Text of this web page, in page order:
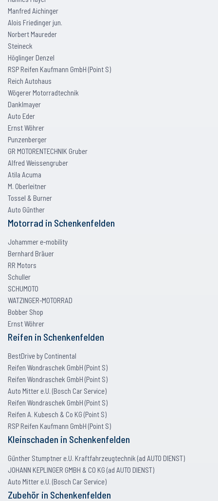
Manfred Aichinger
Alois Friedinger jun.
Norbert Maureder
Steineck
Höglinger Denzel
RSP Reifen Kaufmann GmbH (Point S)
Reich Autohaus
Wögerer Motorradtechnik
Danklmayer
Auto Eder
Ernst Wöhrer
Punzenberger
GR MOTORENTECHNIK Gruber
Alfred Weissengruber
Atila Acuma
M. Oberleitner
Tossel & Burner
Auto Günther
Motorrad in Schenkenfelden
Johammer e-mobility
Bernhard Bräuer
RR Motors
Schuller
SCHUMOTO
WATZINGER-MOTORRAD
Bobber Shop
Ernst Wöhrer
Reifen in Schenkenfelden
BestDrive by Continental
Reifen Wondraschek GmbH (Point S)
Reifen Wondraschek GmbH (Point S)
Auto Mitter e.U. (Bosch Car Service)
Reifen Wondraschek GmbH (Point S)
Reifen A. Kubesch & Co KG (Point S)
RSP Reifen Kaufmann GmbH (Point S)
Kleinschaden in Schenkenfelden
Günther Stumptner e.U. Kraftfahrzeugtechnik (ad AUTO DIENST)
JOHANN KEPLINGER GMBH & CO KG (ad AUTO DIENST)
Auto Mitter e.U. (Bosch Car Service)
Zubehör in Schenkenfelden